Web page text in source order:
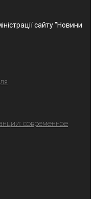
сайту "Новини
современное